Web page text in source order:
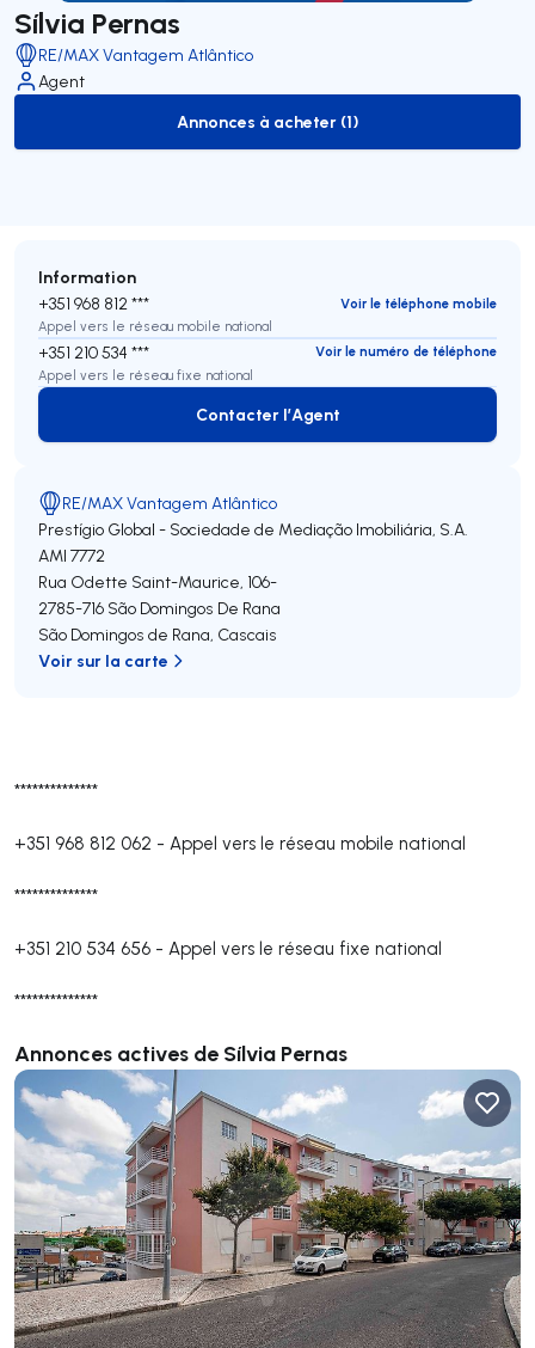
Sílvia Pernas
RE/MAX Vantagem Atlântico
Agent
to-buy-listing
Annonces à acheter (1)
**************
+351 968 812 062 - Appel vers le réseau mobile national
**************
+351 210 534 656 - Appel vers le réseau fixe national
**************
Annonces actives de Sílvia Pernas
Information
+351 968 812 ***
Voir le téléphone mobile
Appel vers le réseau mobile national
+351 210 534 ***
Voir le numéro de téléphone
Appel vers le réseau fixe national
Contacter l’Agent
Contacter l’Agent
RE/MAX Vantagem Atlântico
Prestígio Global - Sociedade de Mediação Imobiliária, S.A.
AMI 7772
Rua Odette Saint-Maurice, 106-
2785-716 São Domingos De Rana
São Domingos de Rana, Cascais
Voir sur la carte